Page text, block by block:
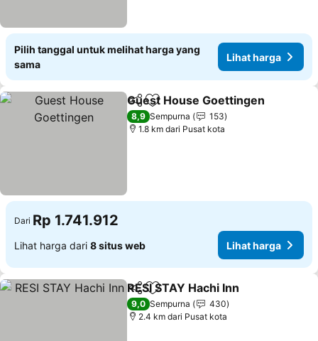
Pilih tanggal untuk melihat harga yang
sama
Lihat harga
BagikanTambahkan ke favorit
Guest House Goettingen
8,9 Sempurna
153
1.8 km dari Pusat kota
Dari Rp 1.741.912
Lihat harga dari 8 situs web Lihat harga
BagikanTambahkan ke favorit
RESI STAY Hachi Inn
9,0 Sempurna
430
2.4 km dari Pusat kota